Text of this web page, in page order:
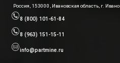
Россия, 153000, Ивановская область, г.
8 (800) 101-61-84
8 (963) 151-15-11
info@partmine.ru